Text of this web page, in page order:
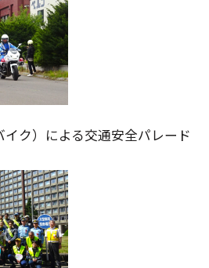
イク）による交通安全パレード